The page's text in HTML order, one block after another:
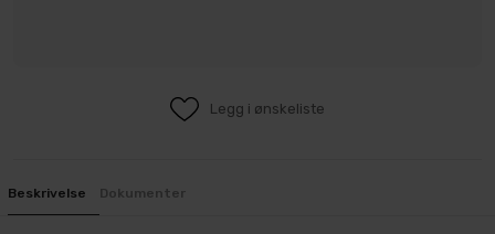
Legg i ønskeliste
Beskrivelse Dokumenter